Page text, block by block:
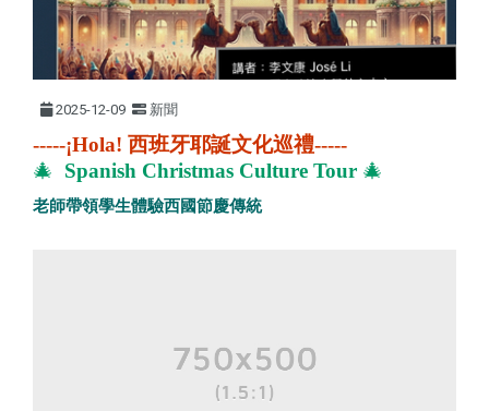
2025-12-09 新聞
-----¡Hola! 西班牙耶誕文化巡禮-----
🎄 Spanish Christmas Culture Tour 🎄
老師帶領學生體驗西國節慶傳統